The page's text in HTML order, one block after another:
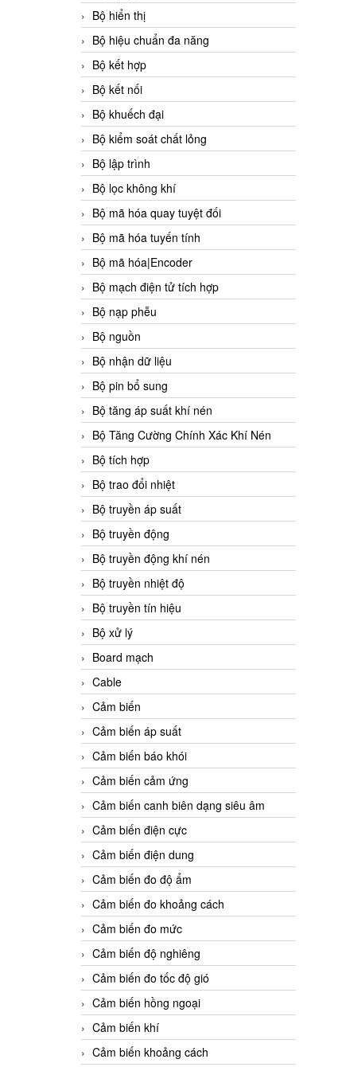
Bộ hiển thị
Bộ hiệu chuẩn đa năng
Bộ kết hợp
Bộ kết nối
Bộ khuếch đại
Bộ kiểm soát chất lỏng
Bộ lập trình
Bộ lọc không khí
Bộ mã hóa quay tuyệt đối
Bộ mã hóa tuyến tính
Bộ mã hóa|Encoder
Bộ mạch điện tử tích hợp
Bộ nạp phễu
Bộ nguồn
Bộ nhận dữ liệu
Bộ pin bổ sung
Bộ tăng áp suất khí nén
Bộ Tăng Cường Chính Xác Khí Nén
Bộ tích hợp
Bộ trao đổi nhiệt
Bộ truyền áp suất
Bộ truyền động
Bộ truyền động khí nén
Bộ truyền nhiệt độ
Bộ truyền tín hiệu
Bộ xử lý
Board mạch
Cable
Cảm biến
Cảm biến áp suất
Cảm biến báo khói
Cảm biến cảm ứng
Cảm biến canh biên dạng siêu âm
Cảm biến điện cực
Cảm biến điện dung
Cảm biến đo độ ẩm
Cảm biến đo khoảng cách
Cảm biến đo mức
Cảm biến độ nghiêng
Cảm biến đo tốc độ gió
Cảm biến hồng ngoại
Cảm biến khí
Cảm biến khoảng cách